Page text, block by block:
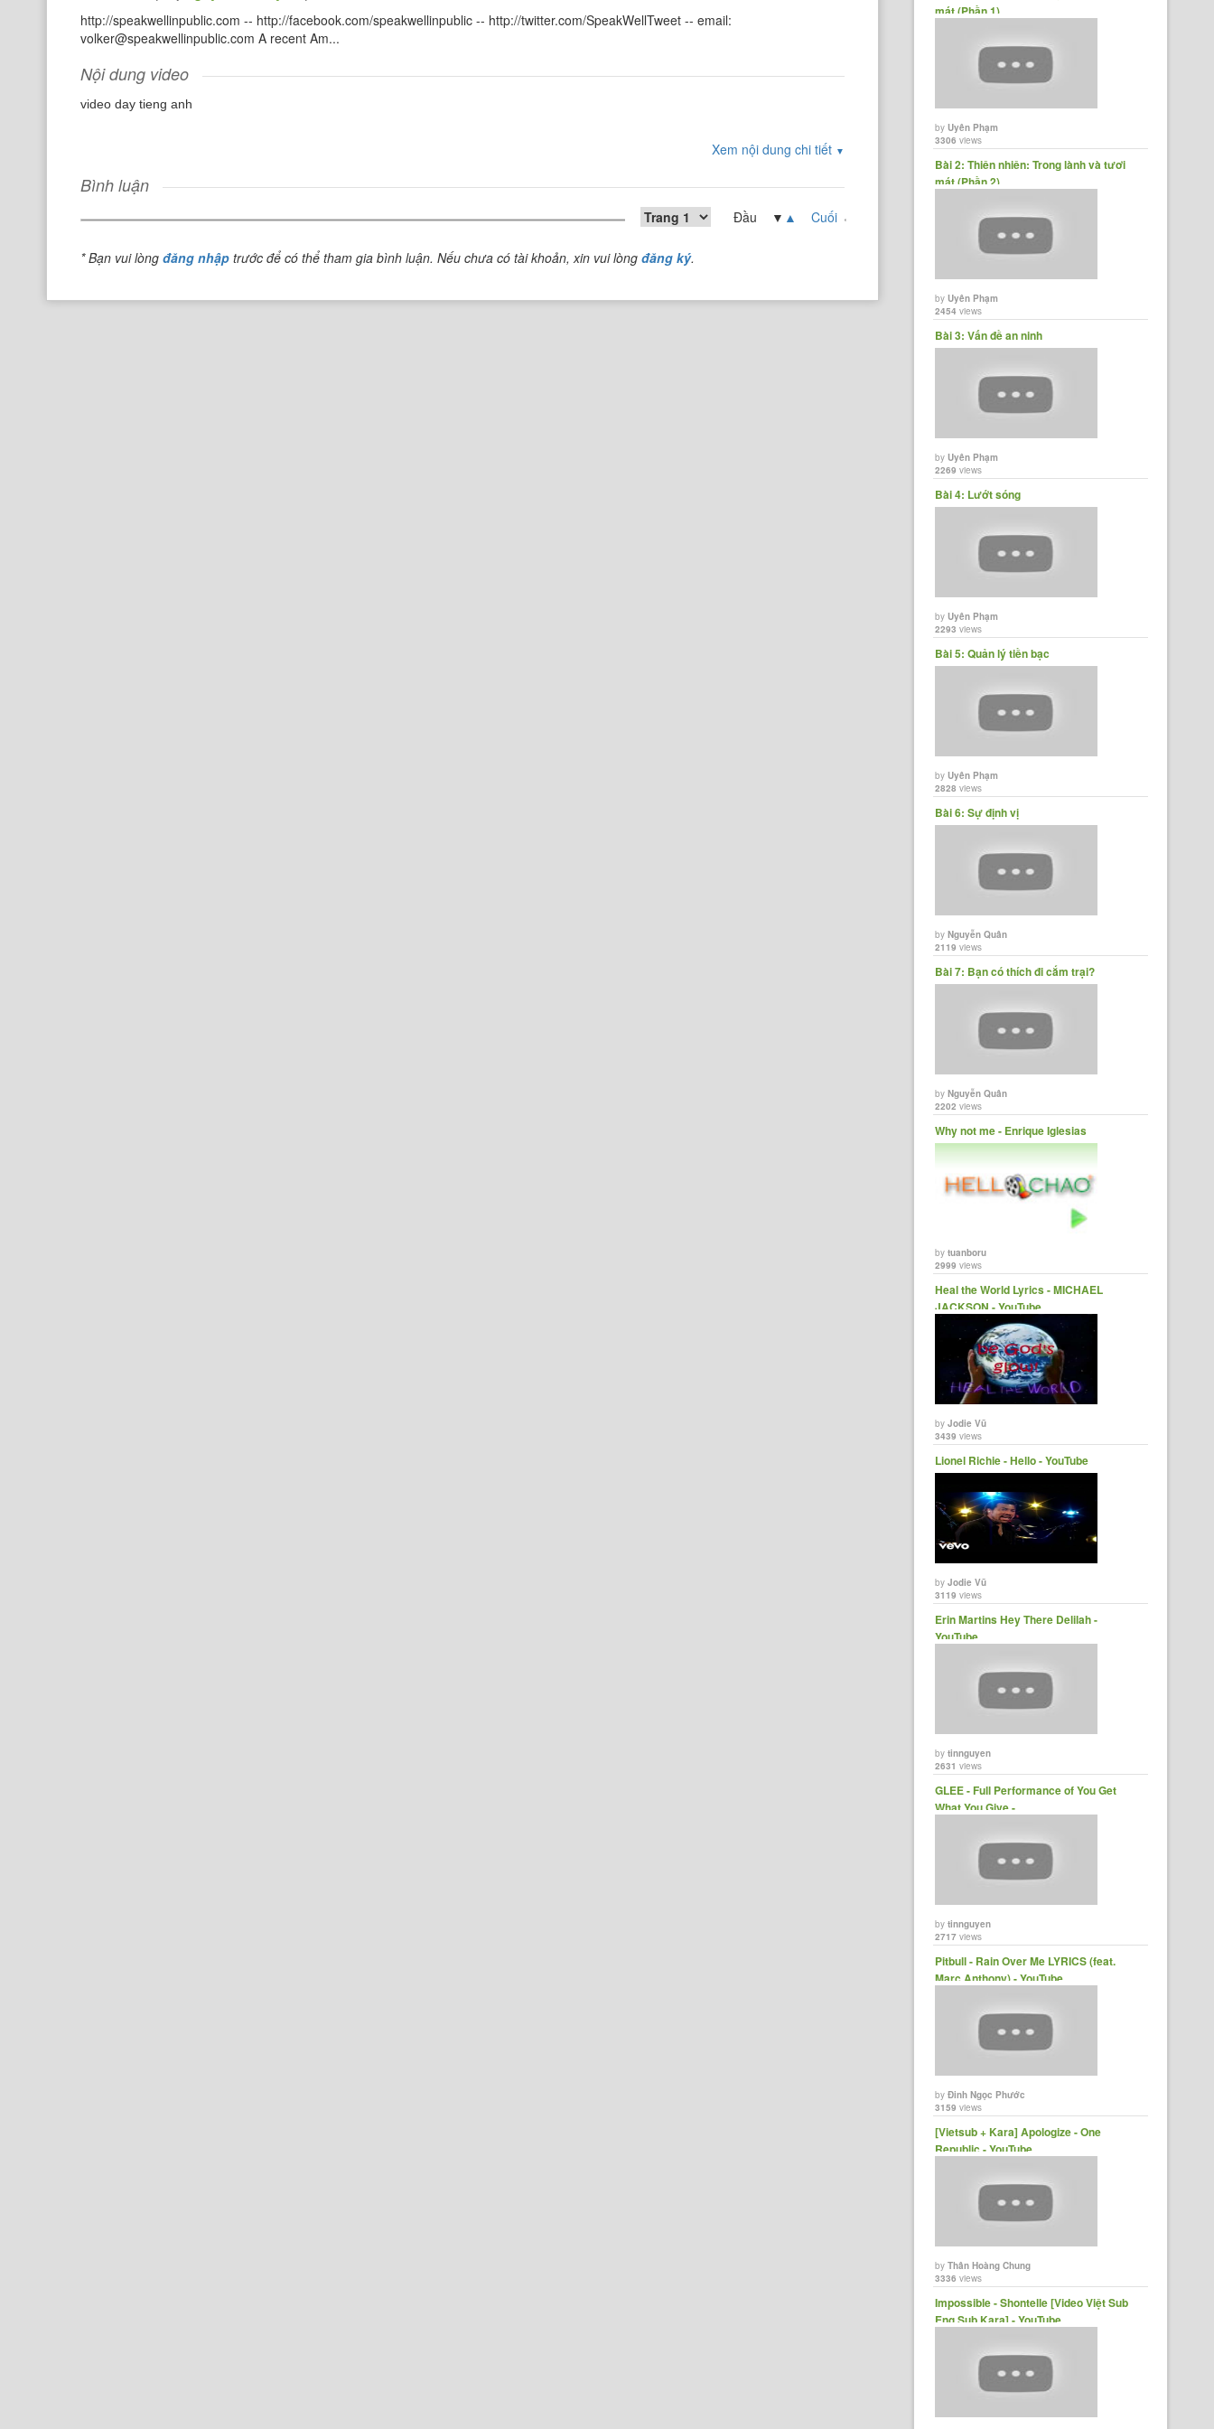
http://speakwellinpublic.com -- http://facebook.com/speakwellinpublic -- http://twitter.com/SpeakWellTweet -- email:
volker@speakwellinpublic.com A recent Am...
Nội dung video
video day tieng anh
Xem nội dung chi tiết ▼
Bình luận
Đầu ▼ ▲ Cuối
* Bạn vui lòngđăng nhập trước để có thể tham gia bình luận. Nếu chưa có tài khoản, xin vui lòngđăng ký.
mát (Phần 1)
byUyên Phạm
3306 views
Bài 2: Thiên nhiên: Trong lành và tươi
mát (Phần 2)
byUyên Phạm
2454 views
Bài 3: Vấn đề an ninh
byUyên Phạm
2269 views
Bài 4: Lướt sóng
byUyên Phạm
2293 views
Bài 5: Quản lý tiền bạc
byUyên Phạm
2828 views
Bài 6: Sự định vị
byNguyễn Quân
2119 views
Bài 7: Bạn có thích đi cắm trại?
byNguyễn Quân
2202 views
Why not me - Enrique Iglesias
bytuanboru
2999 views
Heal the World Lyrics - MICHAEL
JACKSON - YouTube
byJodie Vũ
3439 views
Lionel Richie - Hello - YouTube
byJodie Vũ
3119 views
Erin Martins Hey There Delilah -
YouTube
bytinnguyen
2631 views
GLEE - Full Performance of You Get
What You Give -......
bytinnguyen
2717 views
Pitbull - Rain Over Me LYRICS (feat.
Marc Anthony) - YouTube
byĐinh Ngọc Phước
3159 views
[Vietsub + Kara] Apologize - One
Republic - YouTube
byThân Hoàng Chung
3336 views
Impossible - Shontelle [Video Việt Sub
Eng Sub Kara] - YouTube